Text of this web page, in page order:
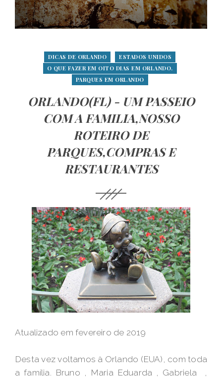
DICAS DE ORLANDO
ESTADOS UNIDOS
O QUE FAZER EM OITO DIAS EM ORLANDO.
PARQUES EM ORLANDO
ORLANDO(FL) - UM PASSEIO
COM A FAMILIA,NOSSO
ROTEIRO DE
PARQUES,COMPRAS E
RESTAURANTES
Atualizado em fevereiro de 2019
Desta vez voltamos à Orlando (EUA), com toda
a família. Bruno , Maria Eduarda , Gabriela ,